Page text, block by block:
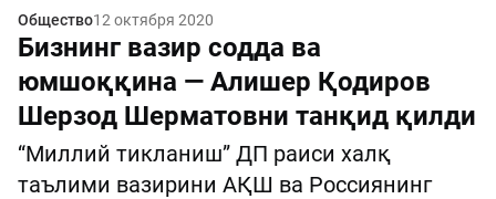
Общество12 октября 2020
Бизнинг вазир содда ва
юмшоққина — Алишер Қодиров
Шерзод Шерматовни танқид қилди
“Миллий тикланиш” ДП раиси халқ
таълими вазирини АҚШ ва Россиянинг